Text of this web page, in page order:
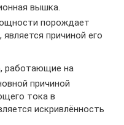
вышка.
порождает
причиной его
работающие на
причиной
тока в
искривлённость